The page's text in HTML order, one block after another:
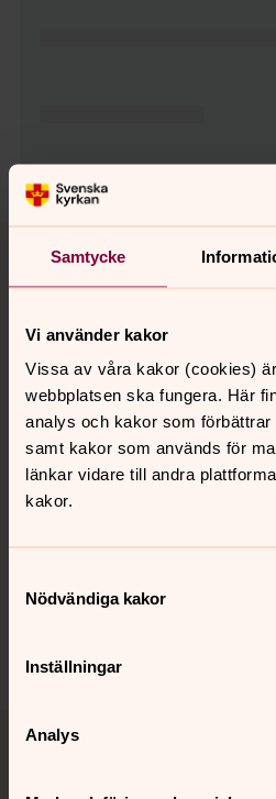
Samtycke
Vi använder kakor
Vissa av våra kakor (cookies)
webbplatsen ska fungera. Här
analys och kakor som förbättrar
samt kakor som används för
länkar vidare till andra
kakor.
Nödvändiga kakor
Inställningar
Analys
Tillbaka till toppen
Tillbaka till innehållet
Kontakt
Kalender
Hitta snabbt
Sociala kanaler